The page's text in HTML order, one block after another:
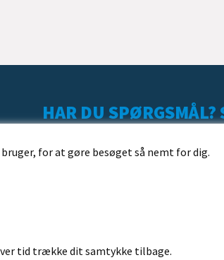
for at gøre besøget så nemt for dig.
tid trække dit samtykke tilbage.
HAR DU SPØRGSMÅL?